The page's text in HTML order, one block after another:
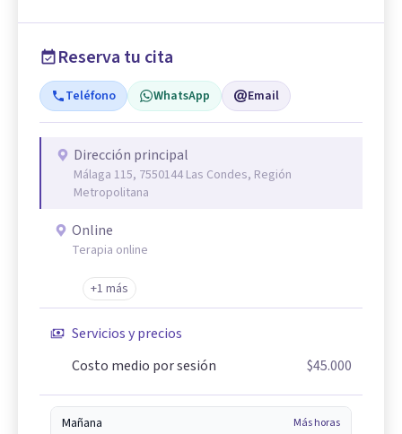
Reserva tu cita
Teléfono WhatsApp Email
Dirección principal
Málaga 115, 7550144 Las Condes, Región
Metropolitana
Online
Terapia online
+1 más
Servicios y precios
Costo medio por sesión
$45.000
Mañana Más horas